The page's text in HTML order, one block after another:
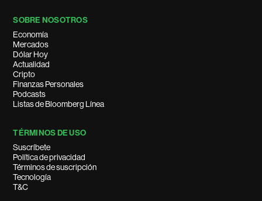
SOBRE NOSOTROS
Economía
Mercados
Dólar Hoy
Actualidad
Cripto
Finanzas Personales
Podcasts
Listas de Bloomberg Línea
TÉRMINOS DE USO
Suscríbete
Política de privacidad
Términos de suscripción
Tecnología
T&C